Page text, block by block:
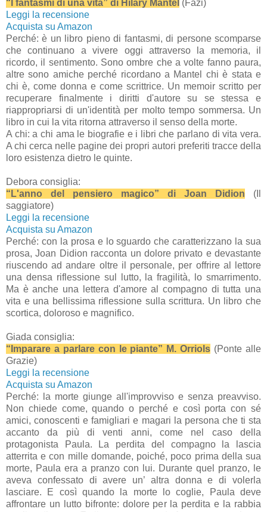
“I fantasmi di una vita” di Hilary Mantel (Fazi)
Leggi la recensione
Acquista su Amazon
Perché: è un libro pieno di fantasmi, di persone scomparse
che continuano a vivere oggi attraverso la memoria, il
ricordo, il sentimento. Sono ombre che a volte fanno paura,
altre sono amiche perché ricordano a Mantel chi è stata e
chi è, come donna e come scrittrice. Un memoir scritto per
recuperare finalmente i diritti d'autore su se stessa e
riappropriarsi di un'identità per molto tempo sommersa. Un
libro in cui la vita ritorna attraverso il senso della morte.
A chi: a chi ama le biografie e i libri che parlano di vita vera.
A chi cerca nelle pagine dei propri autori preferiti tracce della
loro esistenza dietro le quinte.
Debora consiglia:
“L'anno del pensiero magico” di Joan Didion (Il
saggiatore)
Leggi la recensione
Acquista su Amazon
Perché: con la prosa e lo sguardo che caratterizzano la sua
prosa, Joan Didion racconta un dolore privato e devastante
riuscendo ad andare oltre il personale, per offrire al lettore
una densa riflessione sul lutto, la fragilità, lo smarrimento.
Ma è anche una lettera d'amore al compagno di tutta una
vita e una bellissima riflessione sulla scrittura. Un libro che
scortica, doloroso e magnifico.
Giada consiglia:
“Imparare a parlare con le piante” M. Orriols (Ponte alle
Grazie)
Leggi la recensione
Acquista su Amazon
Perché: la morte giunge all'improvviso e senza preavviso.
Non chiede come, quando o perché e così porta con sé
amici, conoscenti e famigliari e magari la persona che ti sta
accanto da più di venti anni, come nel caso della
protagonista Paula. La perdita del compagno la lascia
atterrita e con mille domande, poiché, poco prima della sua
morte, Paula era a pranzo con lui. Durante quel pranzo, le
aveva confessato di avere un’ altra donna e di volerla
lasciare. E così quando la morte lo coglie, Paula deve
affrontare un lutto bifronte: dolore per la perdita e la rabbia